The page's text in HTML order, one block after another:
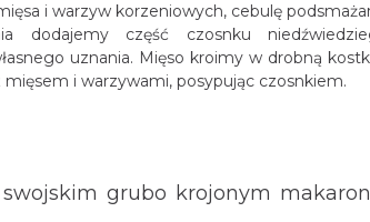
i warzyw korzeniowych, cebulę
dodajemy część czosnku
uznania. Mięso kroimy w drobną
i warzywami, posypując czosnkiem.
swojskim grubo krojonym